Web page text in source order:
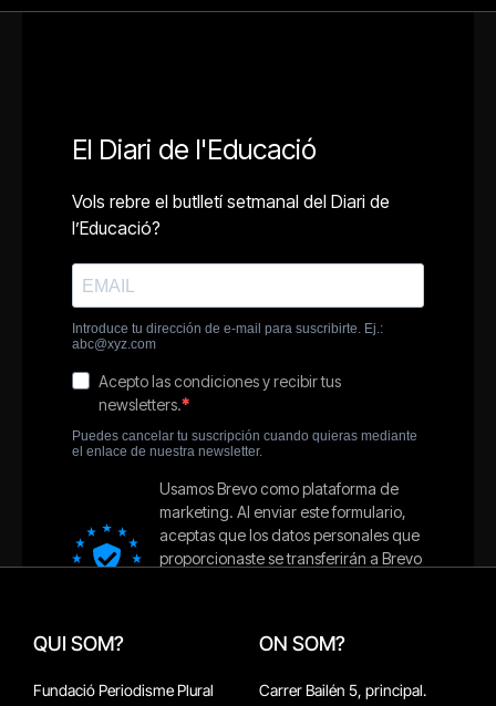
QUI SOM?
Fundació Periodisme Plural
ON SOM?
Carrer Bailén 5, principal.